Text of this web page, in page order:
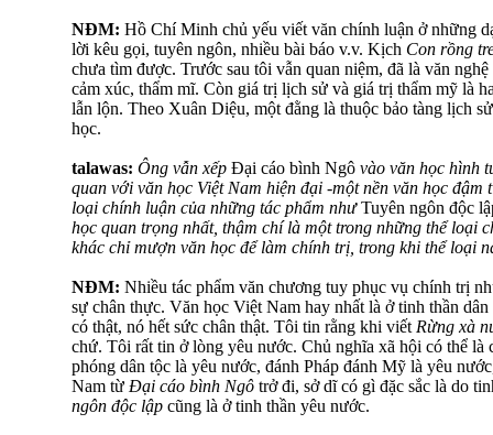
NĐM: Hồ Chí Minh chủ yếu viết văn chính luận ở những
lời kêu gọi, tuyên ngôn, nhiều bài báo v.v. Kịch Con rồng
chưa tìm được. Trước sau tôi vẫn quan niệm, đã là văn
cảm xúc, thẩm mĩ. Còn giá trị lịch sử và giá trị thẩm mỹ là
lẫn lộn. Theo Xuân Diệu, một đằng là thuộc bảo tàng lịch
học.
talawas: Ông vẫn xếp Đại cáo bình Ngô vào văn học hình
quan với văn học Việt Nam hiện đại -một nền văn học
loại chính luận của những tác phẩm nhưTuyên ngôn độc
học quan trọng nhất, thậm chí là một trong những thể loại
khác chỉ mượn văn học để làm chính trị, trong khi thể loại
NĐM: Nhiều tác phẩm văn chương tuy phục vụ chính trị
sự chân thực. Văn học Việt Nam hay nhất là ở tinh thần
có thật, nó hết sức chân thật. Tôi tin rằng khi viết Rừng xà
chứ. Tôi rất tin ở lòng yêu nước. Chủ nghĩa xã hội có thể là
phóng dân tộc là yêu nước, đánh Pháp đánh Mỹ là yêu
Nam từ Đại cáo bình Ngô trở đi, sở dĩ có gì đặc sắc là do
ngôn độc lập cũng là ở tinh thần yêu nước.